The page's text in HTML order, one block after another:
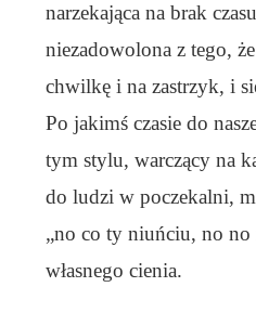
narzekająca na brak
niezadowolona z tego,
chwilkę i na zastrzyk, i
Po jakimś czasie do
tym stylu, warczący na
do ludzi w poczekalni,
„no co ty niuńciu, no
własnego cienia.